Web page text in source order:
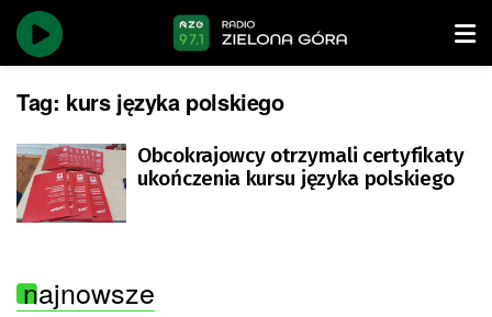
Tag: kurs języka polskiego
Obcokrajowcy otrzymali certyfikaty
ukończenia kursu języka polskiego
najnowsze